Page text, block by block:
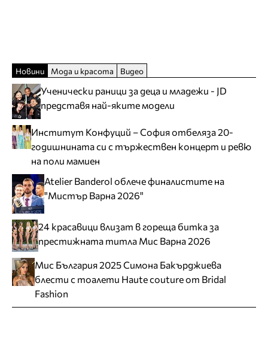
Новини Мода и красота Видео
Ученически раници за деца и младежи - JD
представя най-яките модели
Институт Конфуций – София отбеляза 20-
годишнината си с тържествен концерт и ревю
на поли мамиен
Atelier Banderol облече финалистите на
"Мистър Варна 2026"
24 красавици влизат в гореща битка за
престижната титла Мис Варна 2026
Мис България 2025 Симона Бакърджиева
блести с тоалети Haute couture от Bridal
Fashion